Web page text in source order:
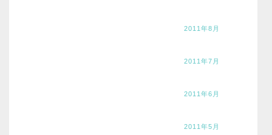
2011年8月
2011年7月
2011年6月
2011年5月